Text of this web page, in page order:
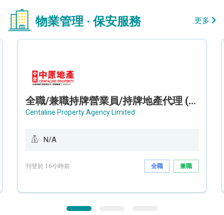
物業管理 · 保安服務 更多
全職/兼職持牌營業員/持牌地產代理 (長沙灣/將軍澳/油塘)
Centaline Property Agency Limited
N/A
刊登於 16小時前 全職 兼職